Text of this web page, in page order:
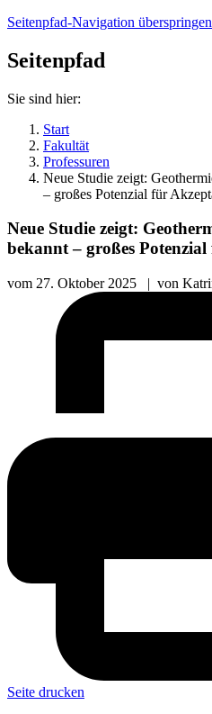
Seitenpfad-Navigation überspringen
Seitenpfad
Sie sind hier:
Start
Fakultät
Professuren
Neue Studie zeigt:
– großes Potenzial für
Neue Studie zeigt:
bekannt – großes
vom 27. Oktober 2025 | von
Seite drucken